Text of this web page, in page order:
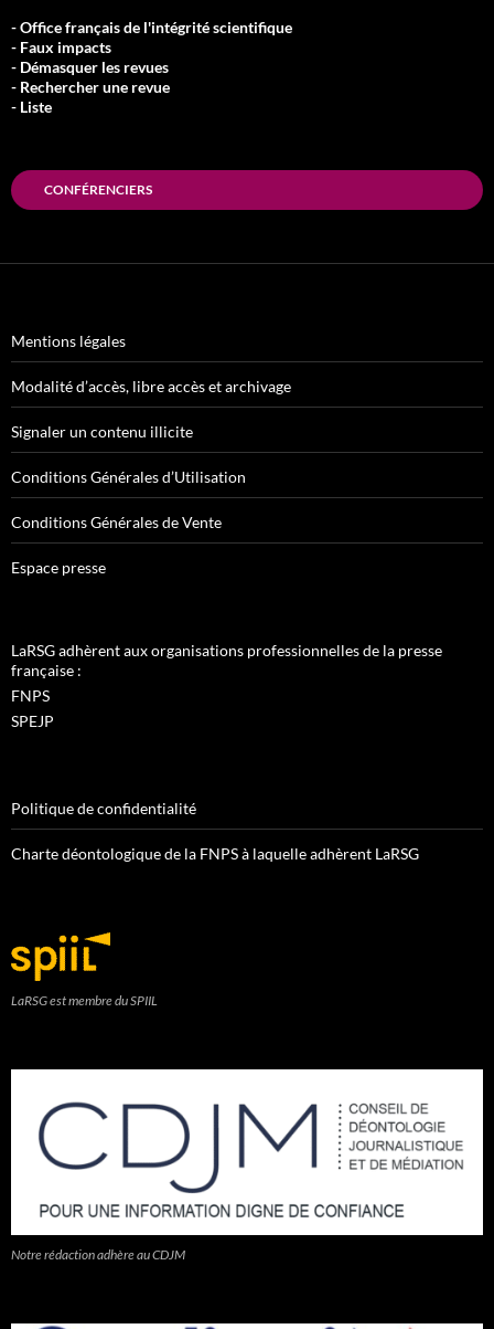
- Office français de l'intégrité scientifique
- Faux impacts
- Démasquer les revues
- Rechercher une revue
- Liste
CONFÉRENCIERS
Mentions légales
Modalité d’accès, libre accès et archivage
Signaler un contenu illicite
Conditions Générales d’Utilisation
Conditions Générales de Vente
Espace presse
LaRSG adhèrent aux organisations professionnelles de la presse
française :
FNPS
SPEJP
Politique de confidentialité
Charte déontologique de la FNPS à laquelle adhèrent LaRSG
LaRSG est membre du SPIIL
Notre rédaction adhère au CDJM